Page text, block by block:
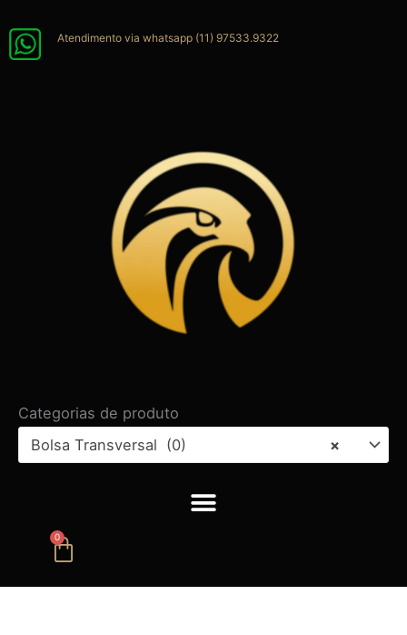
para
Atendimento via whatsapp (11) 97533.9322
Categorias de produto
×
Bolsa Transversal (0)
0
Carrinho